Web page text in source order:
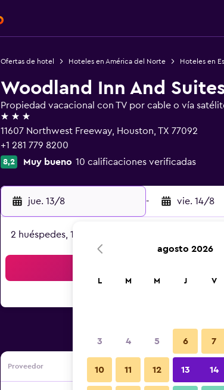
Ofertas de hotel Hoteles en América del Norte Hoteles en
Woodland Inn And
Propiedad vacacional con TV por cable o vía
3 estrellas
11607 Northwest Freeway, Houston, TX 77092
+1 281 779 8200
8,2 Muy bueno 10 calificaciones verificadas
jue. 13/8 - vie. 14/8
2 huéspedes, 1 habitación
Proveedor
agosto 2026
L M M J V
3 4 5 6 7
10 11 12 13 14